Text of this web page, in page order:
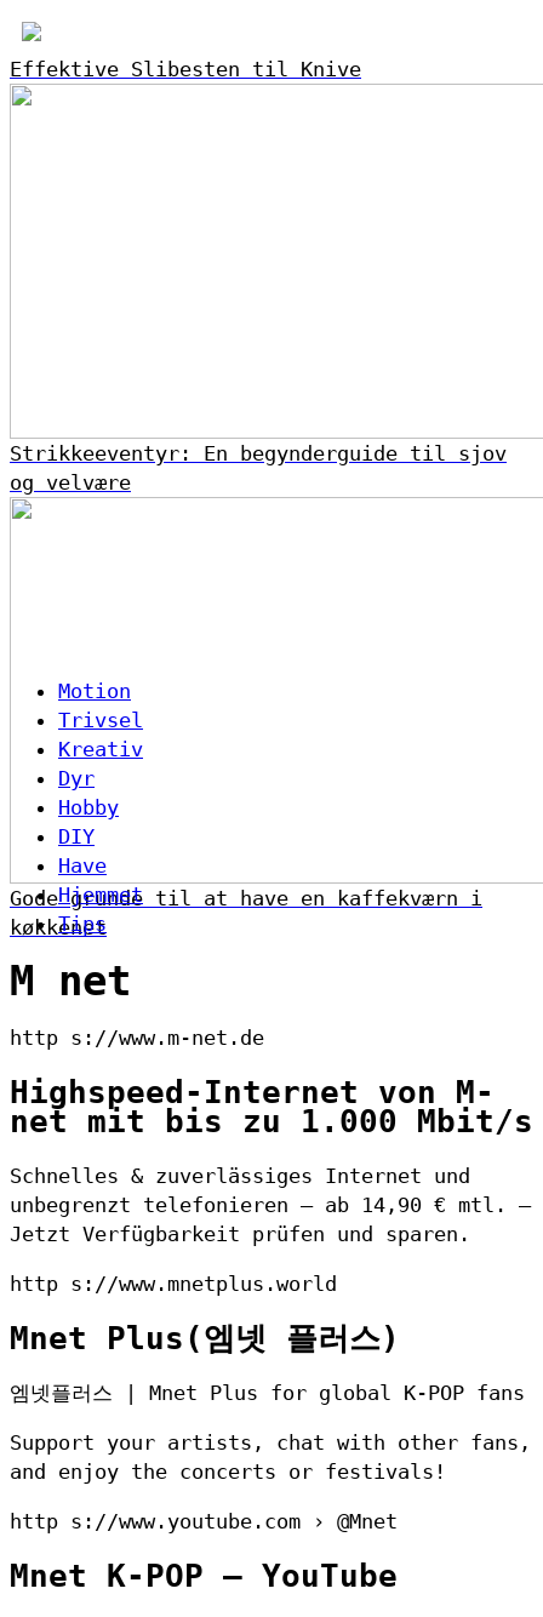
Effektive Slibesten til Knive
Strikkeeventyr: En begynderguide til sjov
og velvære
Gode grunde til at have en kaffekværn i
køkkenet
Motion
Trivsel
Kreativ
Dyr
Hobby
DIY
Have
Hjemmet
Tips
M net
http s://www.m-net.de
Highspeed-Internet von M-
net mit bis zu 1.000 Mbit/s
Schnelles & zuverlässiges Internet und
unbegrenzt telefonieren – ab 14,90 € mtl. –
Jetzt Verfügbarkeit prüfen und sparen.
http s://www.mnetplus.world
Mnet Plus(엠넷 플러스)
엠넷플러스 | Mnet Plus for global K-POP fans
Support your artists, chat with other fans,
and enjoy the concerts or festivals!
http s://www.youtube.com › @Mnet
Mnet K-POP – YouTube